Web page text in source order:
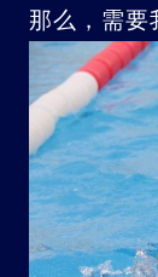
那么，需要